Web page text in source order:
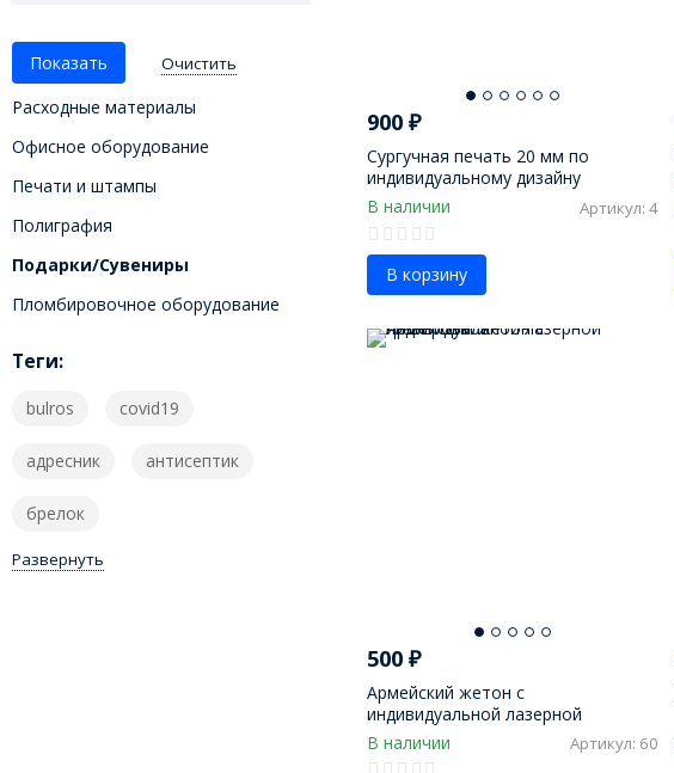
Очистить
Расходные материалы
Офисное оборудование
Печати и штампы
Полиграфия
Подарки/Сувениры
Пломбировочное оборудование
Теги:
bulros covid19
адресник антисептик
брелок
Развернуть
900 ₽
Сургучная печать 20 мм по
индивидуальному дизайну
В наличии
Артикул: 4
В корзину
500 ₽
Армейский жетон с
индивидуальной лазерной
гравировкой
В наличии Артикул: 60